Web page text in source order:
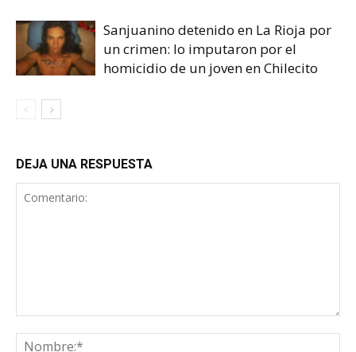
Sanjuanino detenido en La Rioja por
un crimen: lo imputaron por el
homicidio de un joven en Chilecito
DEJA UNA RESPUESTA